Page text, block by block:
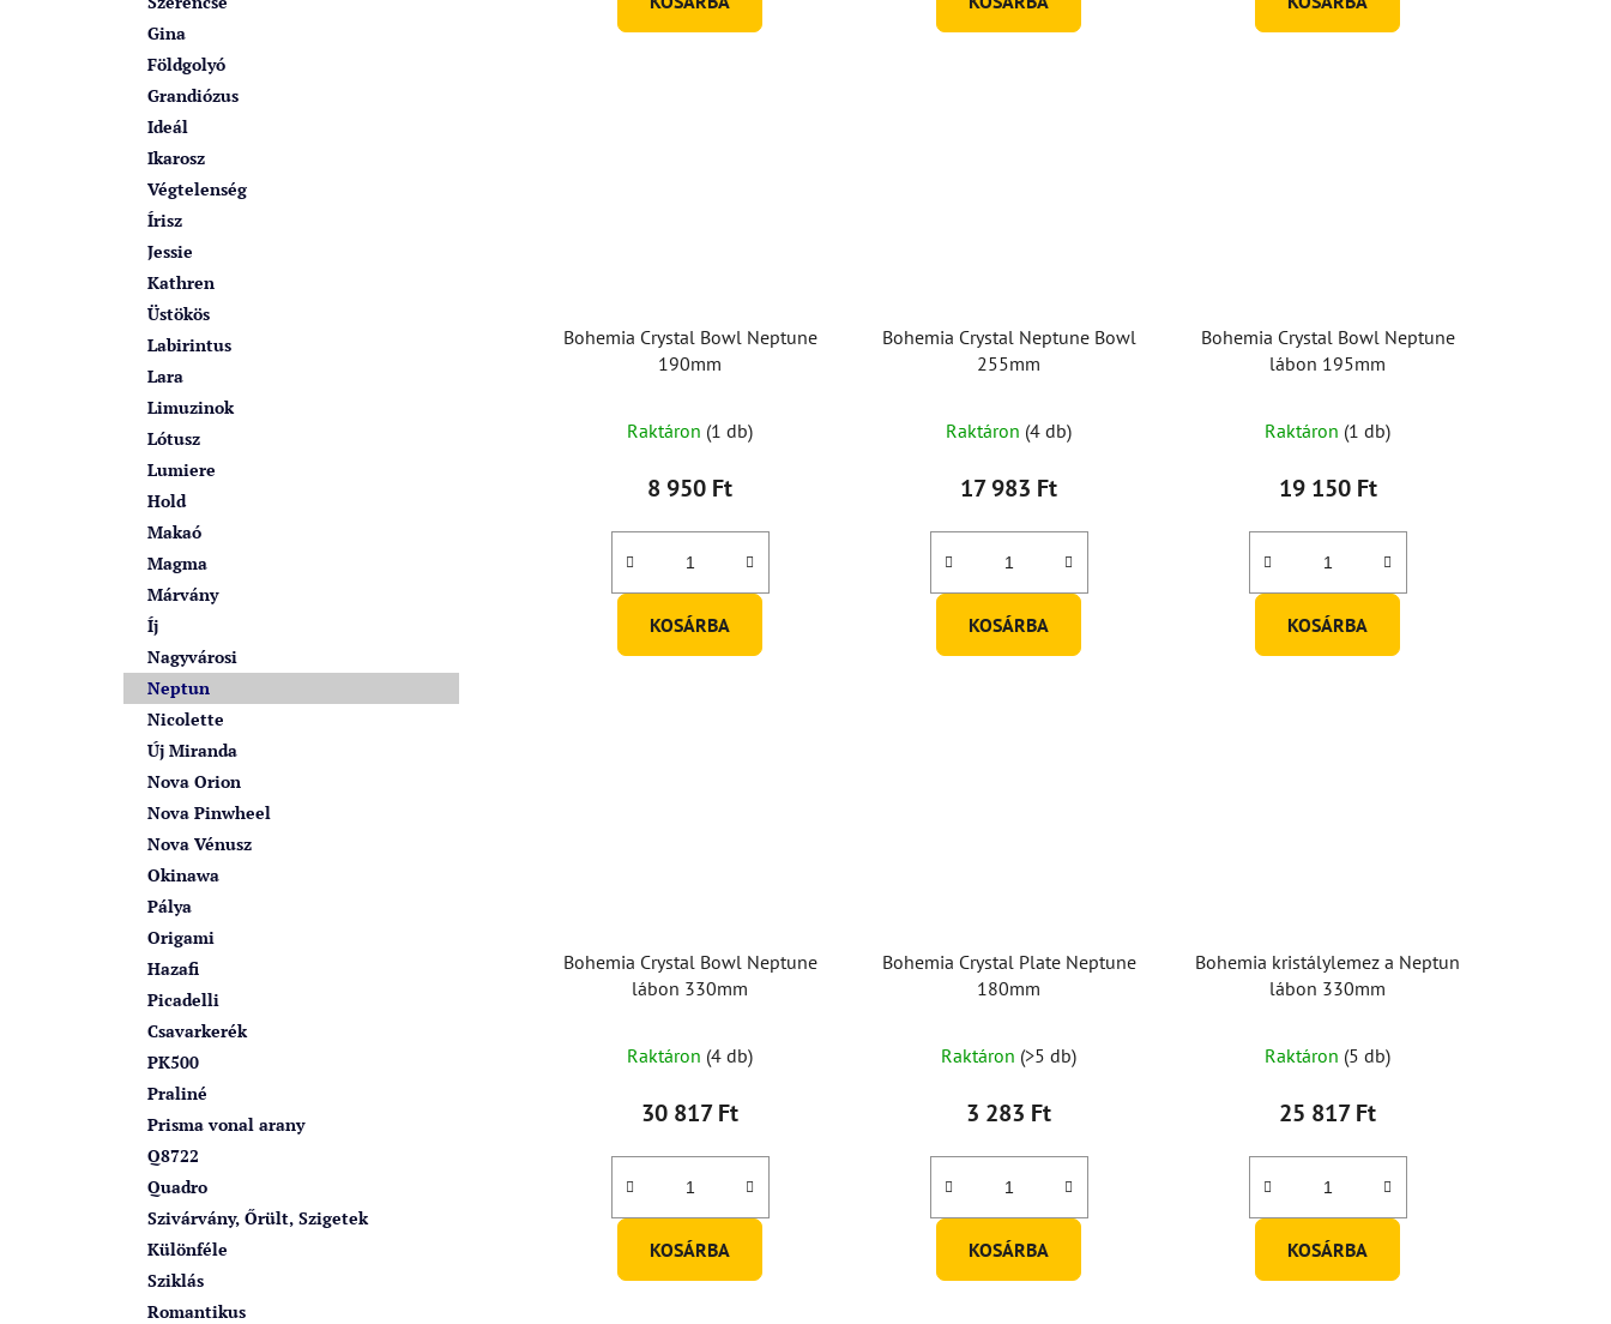
Gina
Földgolyó
Grandiózus
Ideál
Ikarosz
Végtelenség
Írisz
Jessie
Kathren
Üstökös
Labirintus
Lara
Limuzinok
Lótusz
Lumiere
Hold
Makaó
Magma
Márvány
Íj
Nagyvárosi
Neptun
Nicolette
Új Miranda
Nova Orion
Nova Pinwheel
Nova Vénusz
Okinawa
Pálya
Origami
Hazafi
Picadelli
Csavarkerék
PK500
Praliné
Prisma vonal arany
Q8722
Quadro
Szivárvány, Őrült, Szigetek
Különféle
Sziklás
Romantikus
Bohemia Crystal Bowl Neptune
190mm
Raktáron (1 db)
8 950 Ft
KOSÁRBA
Bohemia Crystal Neptune Bowl
255mm
Raktáron (4 db)
17 983 Ft
KOSÁRBA
Bohemia Crystal Bowl Neptune
lábon 195mm
Raktáron (1 db)
19 150 Ft
KOSÁRBA
Bohemia Crystal Bowl Neptune
lábon 330mm
Raktáron (4 db)
30 817 Ft
KOSÁRBA
Bohemia Crystal Plate Neptune
180mm
termék
átlagos
5-
ből
csillag.
Raktáron (>5 db)
3 283 Ft
KOSÁRBA
Bohemia kristálylemez a Neptun
lábon 330mm
Raktáron (5 db)
25 817 Ft
KOSÁRBA